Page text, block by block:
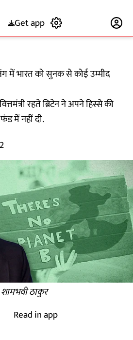
Get app
में भारत को सुनक से कोई उम्मीद
रहते ब्रिटेन ने अपने हिस्से की
में नहीं दी.
शामभवी ठाकुर
Read in app